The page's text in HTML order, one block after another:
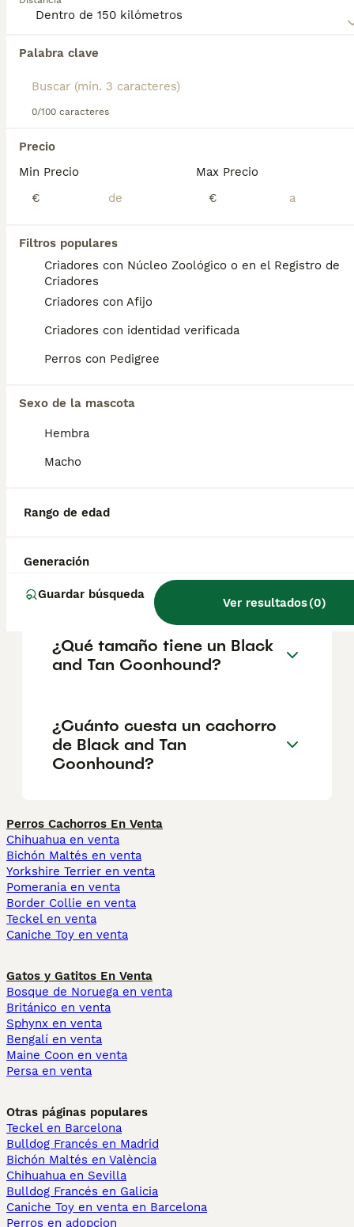
Palabra clave
0/100 caracteres
Precio
Min Precio
€
Max Precio
€
Filtros populares
Criadores con Núcleo Zoológico o en el Registro de
Criadores
Criadores con Afijo
Criadores con identidad verificada
Perros con Pedigree
Sexo de la mascota
Hembra
Macho
Rango de edad
Generación
Guardar búsqueda
Ver resultados(0)
de perro.
Encontramos 0 Black and Tan Coonhound
Si deseas exactamente esta búsqueda guarda tu
búsqueda y espera el resultado perfecto:
Preguntas frecuentes
¿Cuáles son los problemas
de salud comunes en los
perros de raza Black and Tan
Coonhound?
salud del Black and Tan Coonhound es la
pueden convertirse en problemas.
¿Qué significa black and tan
and Tan Coonhound les
gusta que los acaricien?
¿Qué tamaño tiene un Black
and Tan Coonhound?
¿Cuánto cuesta un cachorro
de Black and Tan
Coonhound?
Perros Cachorros En Venta
Chihuahua en venta
Bichón Maltés en venta
Yorkshire Terrier en venta
Pomerania en venta
Border Collie en venta
Teckel en venta
Caniche Toy en venta
Gatos y Gatitos En Venta
Bosque de Noruega en venta
Británico en venta
Sphynx en venta
Bengalí en venta
Maine Coon en venta
Persa en venta
Otras páginas populares
Teckel en Barcelona
Bulldog Francés en Madrid
Bichón Maltés en València
Chihuahua en Sevilla
Bulldog Francés en Galicia
Caniche Toy en venta en Barcelona
Perros en adopcion